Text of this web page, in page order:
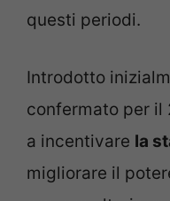
questi periodi.
Introdotto
confermato per il
a incentivare la
migliorare il